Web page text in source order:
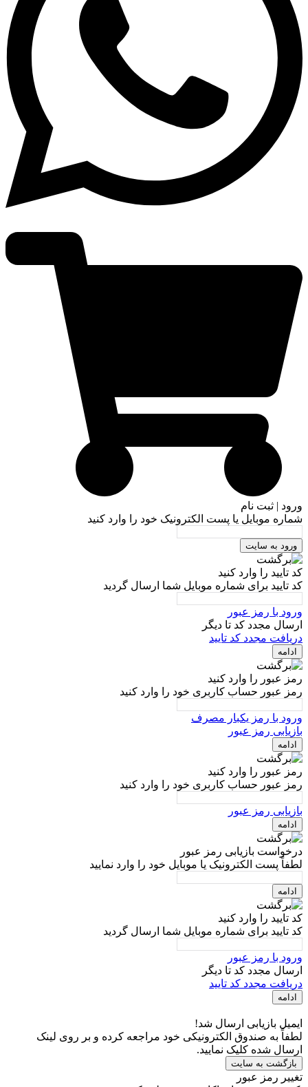
ورود | ثبت نام
شماره موبایل یا پست الکترونیک خود را وارد کنید
ورود به سایت
کد تایید را وارد کنید
کد تایید برای شماره موبایل شما ارسال گردید
ورود با رمز عبور
ارسال مجدد کد تا دیگر
دریافت مجدد کد تایید
ادامه
رمز عبور را وارد کنید
رمز عبور حساب کاربری خود را وارد کنید
ورود با رمز یکبار مصرف
بازیابی رمز عبور
ادامه
رمز عبور را وارد کنید
رمز عبور حساب کاربری خود را وارد کنید
بازیابی رمز عبور
ادامه
درخواست بازیابی رمز عبور
لطفاً پست الکترونیک یا موبایل خود را وارد نمایید
ادامه
کد تایید را وارد کنید
کد تایید برای شماره موبایل شما ارسال گردید
ورود با رمز عبور
ارسال مجدد کد تا دیگر
دریافت مجدد کد تایید
ادامه
ایمیل بازیابی ارسال شد!
لطفاً به صندوق الکترونیکی خود مراجعه کرده و بر روی لینک
ارسال شده کلیک نمایید.
بازگشت به سایت
تغییر رمز عبور